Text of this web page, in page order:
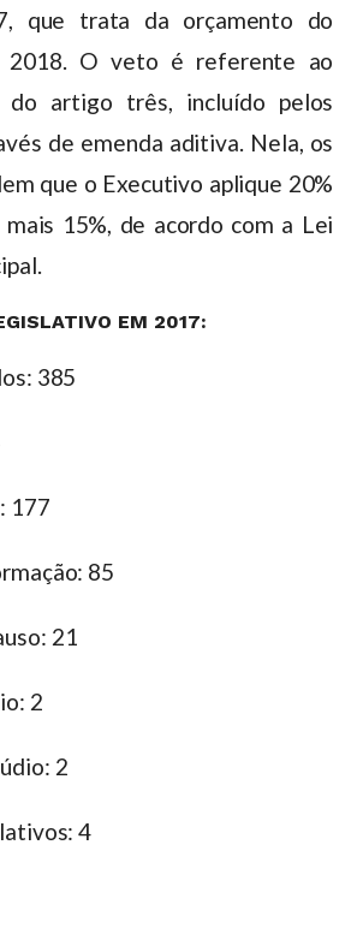
que trata da orçamento do
2018. O veto é referente ao
do artigo três, incluído pelos
de emenda aditiva. Nela, os
que o Executivo aplique 20%
mais 15%, de acordo com a Lei
EM 2017:
385
177
85
21
2
2
4